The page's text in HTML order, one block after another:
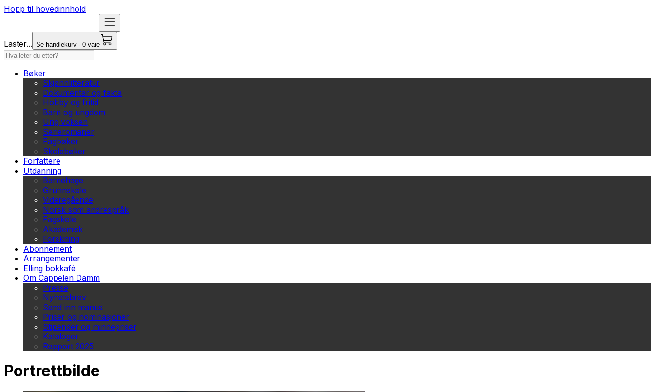
Hopp til hovedinnhold
Laster... Se handlekurv - 0 vare
Bøker
Skjønnlitteratur
Dokumentar og fakta
Hobby og fritid
Barn og ungdom
Ung voksen
Serieromaner
Fagbøker
Skolebøker
Forfattere
Utdanning
Barnehage
Grunnskole
Videregående
Norsk som andrespråk
Fagskole
Akademisk
Forskning
Abonnement
Arrangementer
Elling bokkafé
Om Cappelen Damm
Presse
Nyhetsbrev
Send inn manus
Priser og nominasjoner
Stipender og minnepriser
Kataloger
Rapport 2025
Portrettbilde